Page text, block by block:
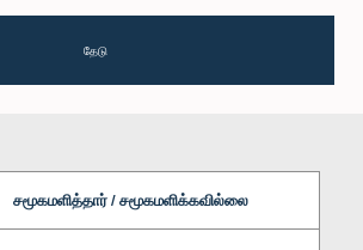
தேடு
சமூகமளித்தார் / சமூகமளிக்கவில்லை